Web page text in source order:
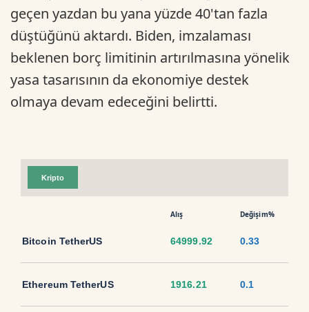
geçen yazdan bu yana yüzde 40'tan fazla
düştüğünü aktardı. Biden, imzalaması
beklenen borç limitinin artırılmasına yönelik
yasa tasarısının da ekonomiye destek
olmaya devam edeceğini belirtti.
Kripto
Alış Değişim%
Bitcoin TetherUS 64999.92 0.33
Ethereum TetherUS 1916.21 0.1